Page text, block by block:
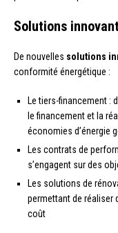
Solutions
De nouvelles solutions
conformité énergétique :
Le tiers-financement :
le financement et la
économies d’énergie
Les contrats de
s’engagent sur des
Les solutions de
permettant de réaliser
coût